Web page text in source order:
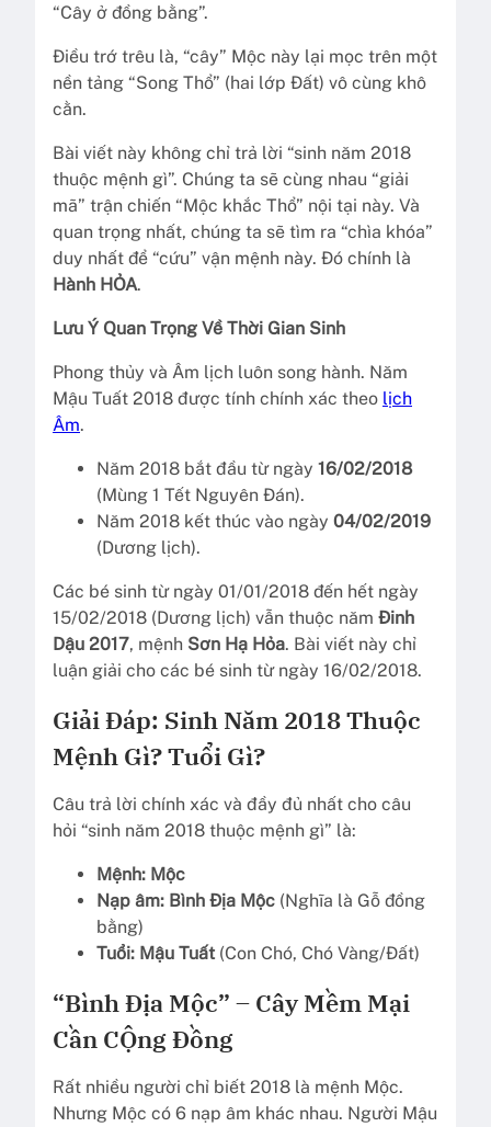
“Cây ở đồng bằng”.
Điều trớ trêu là, “cây” Mộc này lại mọc trên một
nền tảng “Song Thổ” (hai lớp Đất) vô cùng khô
cằn.
Bài viết này không chỉ trả lời “sinh năm 2018
thuộc mệnh gì”. Chúng ta sẽ cùng nhau “giải
mã” trận chiến “Mộc khắc Thổ” nội tại này. Và
quan trọng nhất, chúng ta sẽ tìm ra “chìa khóa”
duy nhất để “cứu” vận mệnh này. Đó chính là
Hành HỎA.
Lưu Ý Quan Trọng Về Thời Gian Sinh
Phong thủy và Âm lịch luôn song hành. Năm
Mậu Tuất 2018 được tính chính xác theo lịch
Âm.
Năm 2018 bắt đầu từ ngày 16/02/2018
(Mùng 1 Tết Nguyên Đán).
Năm 2018 kết thúc vào ngày 04/02/2019
(Dương lịch).
Các bé sinh từ ngày 01/01/2018 đến hết ngày
15/02/2018 (Dương lịch) vẫn thuộc năm Đinh
Dậu 2017, mệnh Sơn Hạ Hỏa. Bài viết này chỉ
luận giải cho các bé sinh từ ngày 16/02/2018.
Giải Đáp: Sinh Năm 2018 Thuộc
Mệnh Gì? Tuổi Gì?
Câu trả lời chính xác và đầy đủ nhất cho câu
hỏi “sinh năm 2018 thuộc mệnh gì” là:
Mệnh: Mộc
Nạp âm: Bình Địa Mộc (Nghĩa là Gỗ đồng
bằng)
Tuổi: Mậu Tuất (Con Chó, Chó Vàng/Đất)
“Bình Địa Mộc” – Cây Mềm Mại
Cần CỘng Đồng
Rất nhiều người chỉ biết 2018 là mệnh Mộc.
Nhưng Mộc có 6 nạp âm khác nhau. Người Mậu